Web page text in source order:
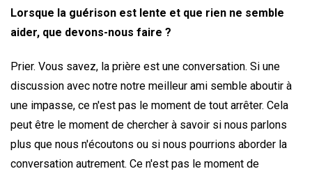
Lorsque la guérison est lente et que rien ne semble
aider, que devons-nous faire ?
Prier. Vous savez, la prière est une conversation. Si une
discussion avec notre notre meilleur ami semble aboutir à
une impasse, ce n'est pas le moment de tout arrêter. Cela
peut être le moment de chercher à savoir si nous parlons
plus que nous n'écoutons ou si nous pourrions aborder la
conversation autrement. Ce n'est pas le moment de